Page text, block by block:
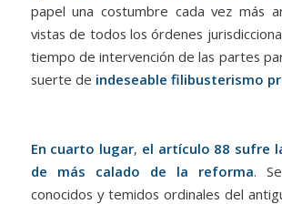
papel una costumbre cada vez más
vistas de todos los órdenes
tiempo de intervención de las partes
suerte de indeseable filibusterismo
En cuarto lugar, el artículo 88 sufre
de más calado de la reforma.
conocidos y temidos ordinales del